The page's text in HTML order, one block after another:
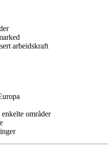
arbeidskraft
områder